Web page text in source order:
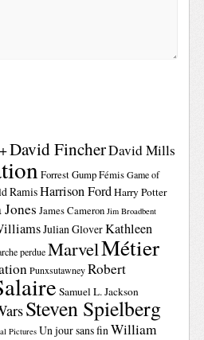
David FincherDavid Mills
Forrest GumpFémis Game of
RamisHarrison FordHarry Potter
James Cameron Jim Broadbent
Julian GloverKathleen
perdue MarvelMétier
Punxsutawney Robert
Samuel L. Jackson
Steven Spielberg
Pictures Un jour sans finWilliam